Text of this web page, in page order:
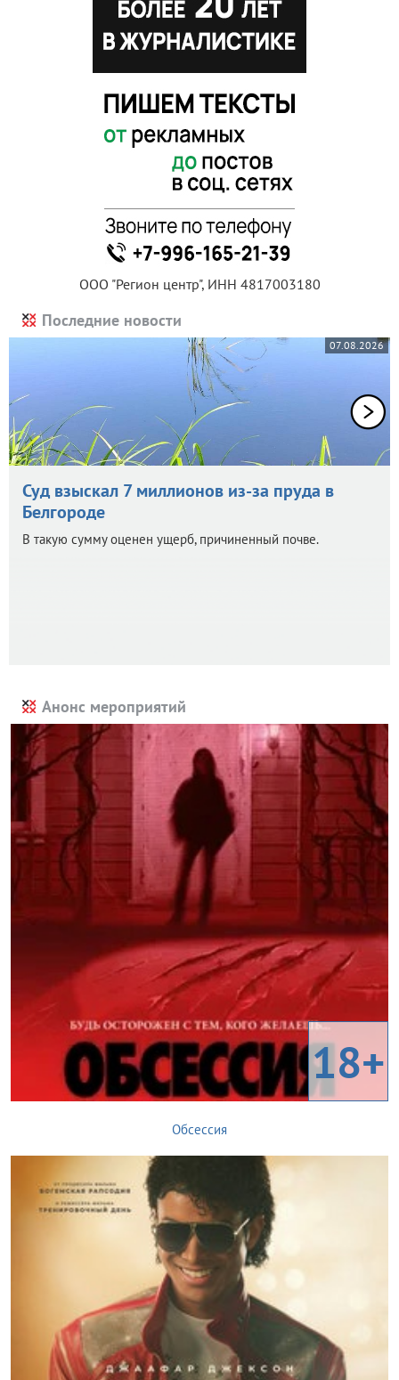
ООО "Регион центр", ИНН 4817003180
Последние новости
07.08.2026
Суд взыскал 7 миллионов из-за пруда в
Белгороде
В такую сумму оценен ущерб, причиненный почве.
Анонс мероприятий
18+
Обсессия